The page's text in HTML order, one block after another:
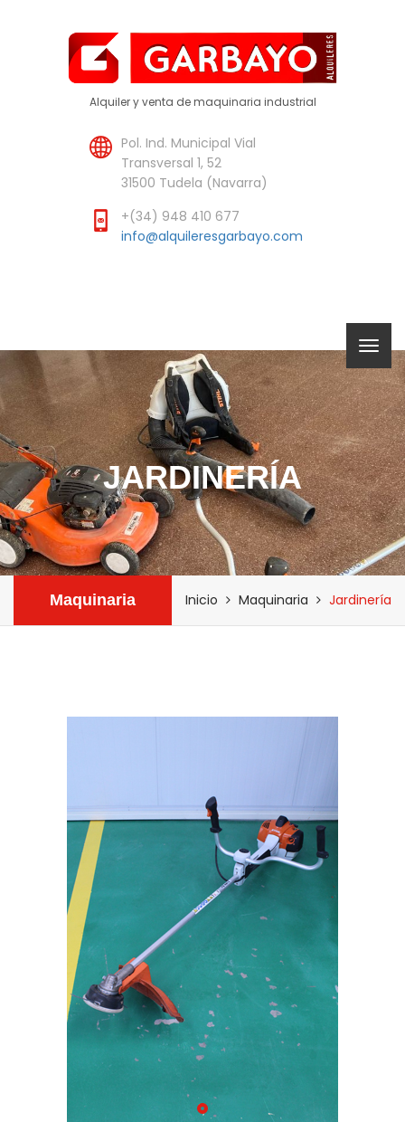
Alquiler y venta de maquinaria industrial
Pol. Ind. Municipal Vial
Transversal 1, 52
31500 Tudela (Navarra)
+(34) 948 410 677
info@alquileresgarbayo.com
JARDINERÍA
Maquinaria Inicio Maquinaria Jardinería